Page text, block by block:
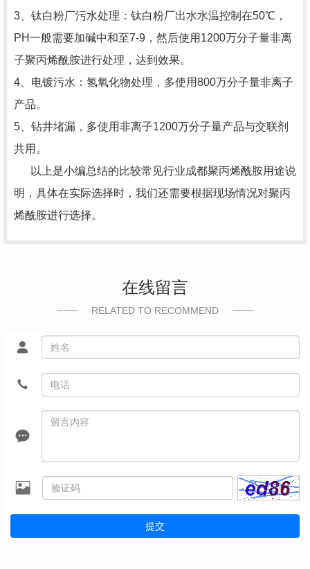
3、钛白粉厂污水处理：钛白粉厂出水水温控制在50℃，
PH一般需要加碱中和至7-9，然后使用1200万分子量非离
子聚丙烯酰胺进行处理，达到效果。
4、电镀污水：氢氧化物处理，多使用800万分子量非离子
产品。
5、钻井堵漏，多使用非离子1200万分子量产品与交联剂
共用。
以上是小编总结的比较常见行业成都聚丙烯酰胺用途说
明，具体在实际选择时，我们还需要根据现场情况对聚丙
烯酰胺进行选择。
在线留言
RELATED TO RECOMMEND
提交